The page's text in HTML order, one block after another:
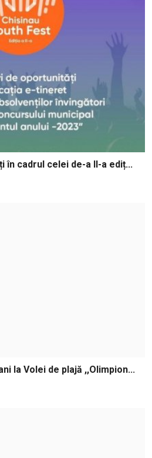
în cadrul celei de-a II-a ediț...
la Volei de plajă ,,Olimpion...